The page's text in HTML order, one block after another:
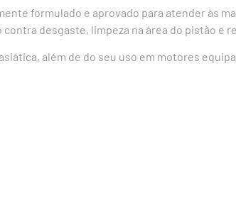
formulado e aprovado para atender às
desgaste, limpeza na área do pistão e
além de do seu uso em motores